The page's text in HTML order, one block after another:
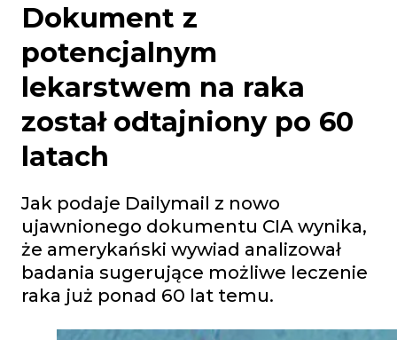
Dokument z
potencjalnym
lekarstwem na raka
został odtajniony po 60
latach
Jak podaje Dailymail z nowo
ujawnionego dokumentu CIA wynika,
że amerykański wywiad analizował
badania sugerujące możliwe leczenie
raka już ponad 60 lat temu.